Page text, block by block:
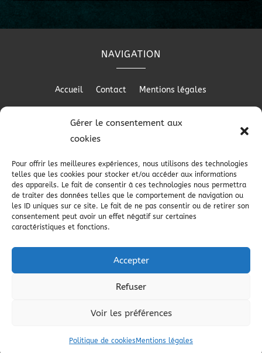
Gérer le consentement aux
cookies
Pour offrir les meilleures expériences, nous utilisons des technologies
telles que les cookies pour stocker et/ou accéder aux informations
des appareils. Le fait de consentir à ces technologies nous permettra
de traiter des données telles que le comportement de navigation ou
les ID uniques sur ce site. Le fait de ne pas consentir ou de retirer son
consentement peut avoir un effet négatif sur certaines
caractéristiques et fonctions.
Accepter
Refuser
Voir les préférences
Politique de cookies Mentions légales
NAVIGATION
Accueil Contact Mentions légales
RÉALISATION
Electricien à Saint-Colomban
Electricien à Saint-Philbert-de-Grand-Lieu
Choblet Elec - 2026 - Tous droits réservés